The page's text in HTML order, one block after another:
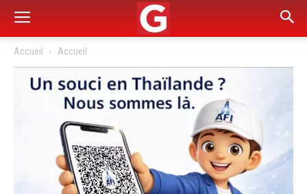
Accueil Accueil